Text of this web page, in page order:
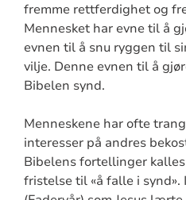
fremme rettferdighet og
Mennesket har evne til å
evnen til å snu ryggen til
vilje. Denne evnen til å
Bibelen synd.
Menneskene har ofte
interesser på andres
Bibelens fortellinger
fristelse til «å falle i synd».